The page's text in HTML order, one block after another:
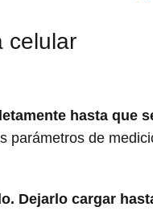
celular
hasta que
parámetros de
Dejarlo cargar